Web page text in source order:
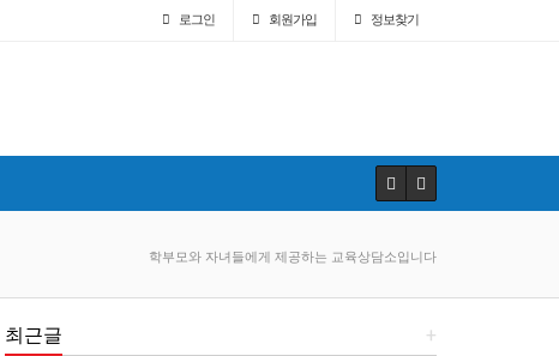
로그인 회원가입 정보찾기
학부모와 자녀들에게 제공하는 교육상담소입니다
+
최근글